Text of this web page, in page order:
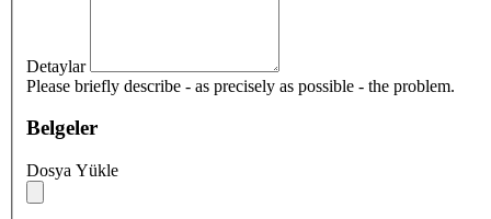
Detaylar
Please briefly describe - as precisely as possible - the problem.
Belgeler
Dosya Yükle